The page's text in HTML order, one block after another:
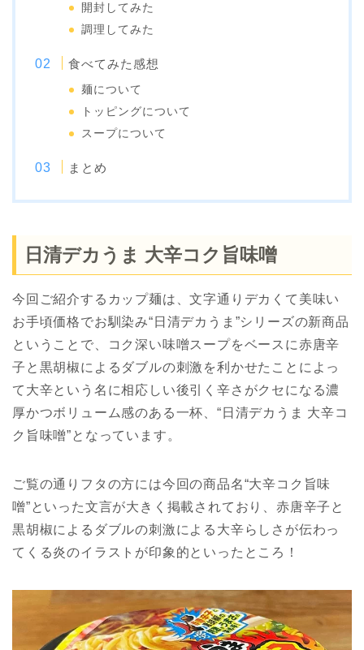
開封してみた
調理してみた
食べてみた感想
麺について
トッピングについて
スープについて
まとめ
日清デカうま 大辛コク旨味噌
今回ご紹介するカップ麺は、文字通りデカくて美味い
お手頃価格でお馴染み“日清デカうま”シリーズの新商品
ということで、コク深い味噌スープをベースに赤唐辛
子と黒胡椒によるダブルの刺激を利かせたことによっ
て大辛という名に相応しい後引く辛さがクセになる濃
厚かつボリューム感のある一杯、“日清デカうま 大辛コ
ク旨味噌”となっています。
ご覧の通りフタの方には今回の商品名“大辛コク旨味
噌”といった文言が大きく掲載されており、赤唐辛子と
黒胡椒によるダブルの刺激による大辛らしさが伝わっ
てくる炎のイラストが印象的といったところ！